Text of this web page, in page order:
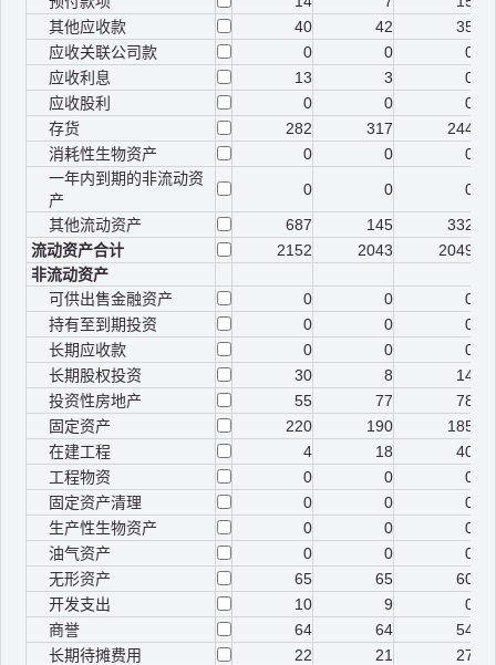
其他应收款
40 42
35
应收关联公司款
0 0
0
应收利息
13 3
0
应收股利
0 0
0
存货
282 317
244
消耗性生物资产
0 0
0
一年内到期的非流动资
产
0 0
0
其他流动资产
687 145
332
流动资产合计
2152 2043
2049
非流动资产
可供出售金融资产
0 0
0
持有至到期投资
0 0
0
长期应收款
0 0
0
长期股权投资
30 8
14
投资性房地产
55 77
78
固定资产
220 190
185
在建工程
4 18
40
工程物资
0 0
0
固定资产清理
0 0
0
生产性生物资产
0 0
0
油气资产
0 0
0
无形资产
65 65
60
开发支出
10 9
0
商誉
64 64
54
长期待摊费用
22 21
27